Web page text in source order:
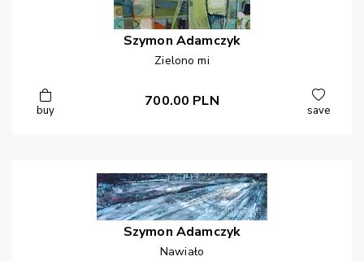
Szymon Adamczyk
Zielono mi
buy
700.00 PLN
save
Szymon Adamczyk
Nawiało